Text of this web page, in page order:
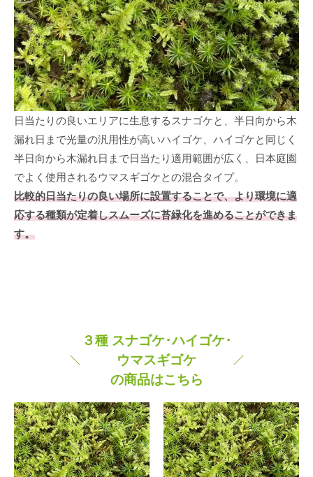
日当たりの良いエリアに生息するスナゴケと、半日向から木
漏れ日まで光量の汎用性が高いハイゴケ、ハイゴケと同じく
半日向から木漏れ日まで日当たり適用範囲が広く、日本庭園
でよく使用されるウマスギゴケとの混合タイプ。
比較的日当たりの良い場所に設置することで、より環境に適
応する種類が定着しスムーズに苔緑化を進めることができま
す。
３種 スナゴケ･ハイゴケ･
ウマスギゴケ
の商品はこちら